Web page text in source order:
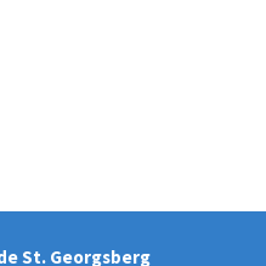
St. Georgsberg